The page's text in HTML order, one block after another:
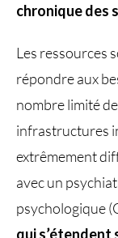
chronique des
Les ressources
répondre aux
nombre limité
infrastructures
extrêmement
avec un
psychologique
qui s’étendent